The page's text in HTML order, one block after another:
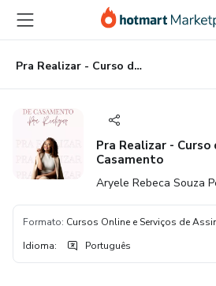
para
conteúdo
principal
para
pagamento
para
rodapé
Pra Realizar - Curso de Cerimonialistas de Casamento
Pra Realizar -
Casamento
Aryele Rebeca Souza
Formato: Cursos Online e Serviços de
Idioma: Português